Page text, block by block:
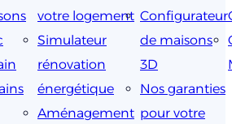
votre logement
Simulateur
rénovation
énergétique
Aménagement
Configurateur
de maisons
3D
Nos garanties
pour votre